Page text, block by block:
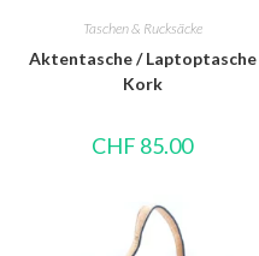
Taschen & Rucksäcke
Aktentasche / Laptoptasche
Kork
CHF 85.00